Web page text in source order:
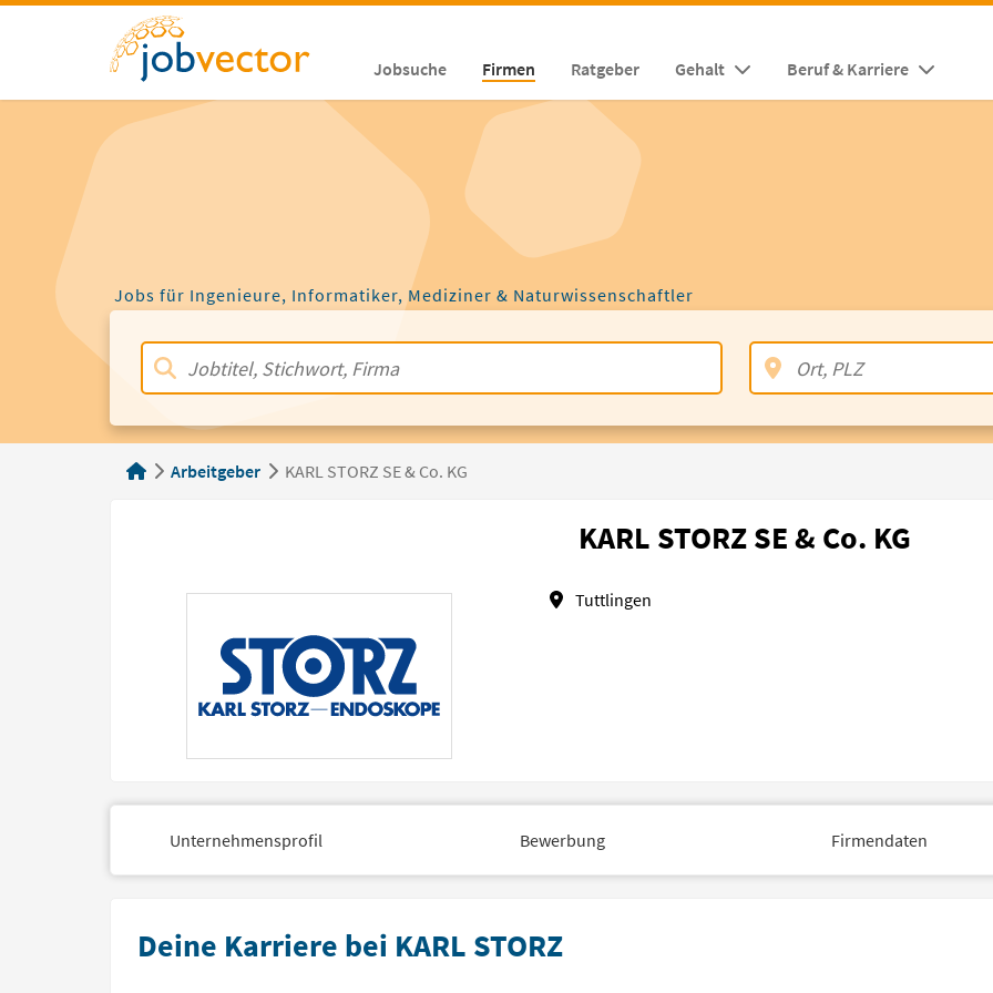
Jobsuche Firmen Ratgeber Gehalt Beruf & Karriere
Jobs für Ingenieure, Informatiker, Mediziner & Naturwissenschaftler
Arbeitgeber KARL STORZ SE & Co. KG
KARL STORZ SE & Co. KG
Tuttlingen
Unternehmensprofil Bewerbung Firmendaten
Deine Karriere bei KARL STORZ